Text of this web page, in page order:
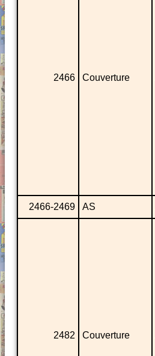
2466 Couverture
2466-2469 AS
2482 Couverture